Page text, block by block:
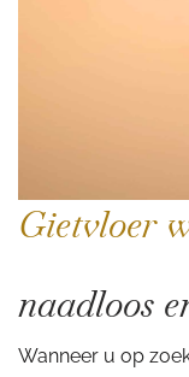
Gietvloer
naadloos
Wanneer u op